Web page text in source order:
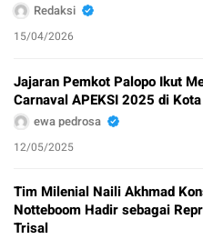
Redaksi
15/04/2026
Jajaran Pemkot Palopo Ikut
Carnaval APEKSI 2025 di
ewa pedrosa
12/05/2025
Tim Milenial Naili Akhmad
Notteboom Hadir sebagai
Trisal